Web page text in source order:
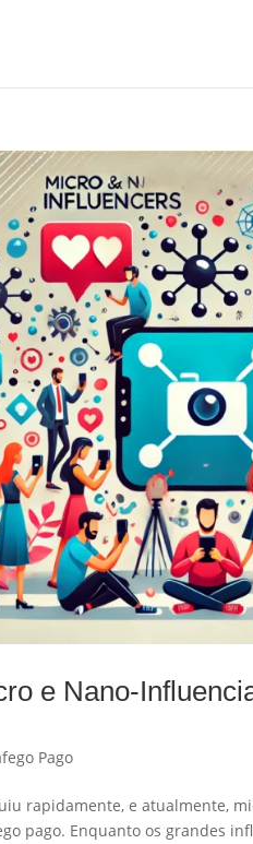
e Nano-
Pago
rapidamente, e atualmente,
pago. Enquanto os grandes